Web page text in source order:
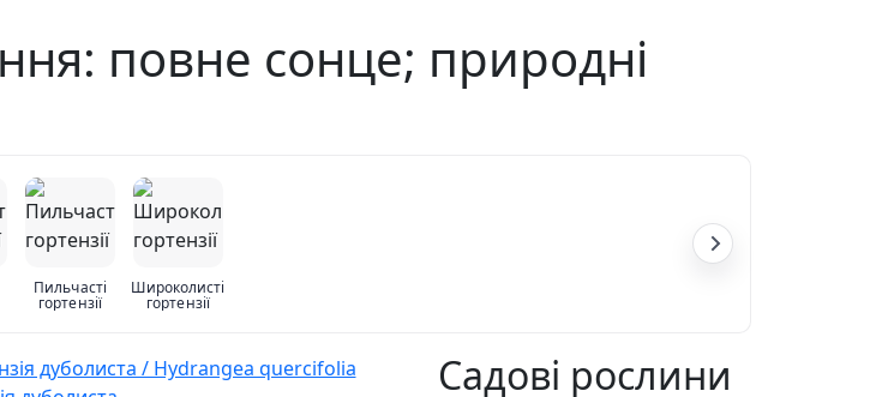
повне сонце; природні
Пильчасті
гортензії
Широколисті
гортензії
Садові рослини